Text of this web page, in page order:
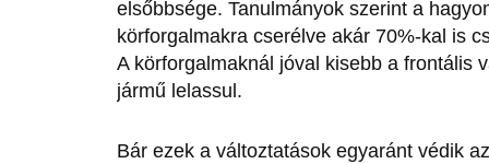
elsőbbsége. Tanulmányok szerint a
körforgalmakra cserélve akár 70%-kal is
A körforgalmaknál jóval kisebb a frontális
jármű lelassul.
Bár ezek a változtatások egyaránt védik